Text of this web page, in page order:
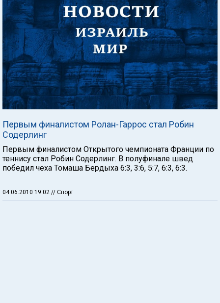
Первым финалистом Ролан-Гаррос стал Робин
Содерлинг
Первым финалистом Открытого чемпионата Франции по
теннису стал Робин Содерлинг. В полуфинале швед
победил чеха Томаша Бердыха 6:3, 3:6, 5:7, 6:3, 6:3.
04.06.2010 19:02 // Спорт